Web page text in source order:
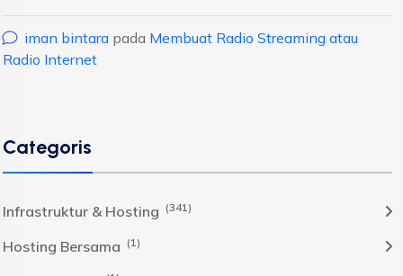
iman bintara pada Membuat Radio Streaming atau
Radio Internet
Categoris
Infrastruktur & Hosting (341)
Hosting Bersama (1)